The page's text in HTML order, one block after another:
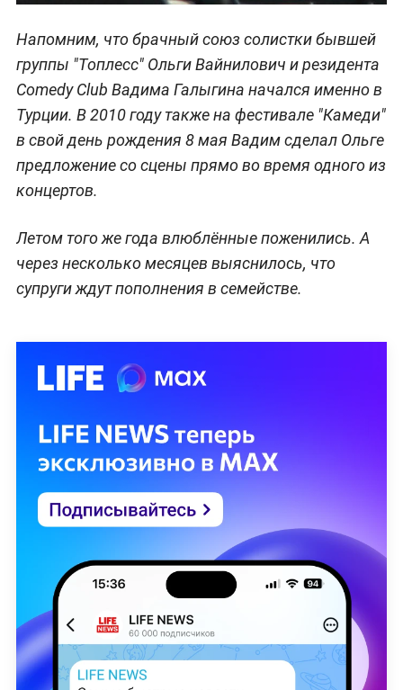
Напомним, что брачный союз солистки бывшей
группы "Топлесс" Ольги Вайнилович и резидента
Comedy Club Вадима Галыгина начался именно в
Турции. В 2010 году также на фестивале "Камеди"
в свой день рождения 8 мая Вадим сделал Ольге
предложение со сцены прямо во время одного из
концертов.
Летом того же года влюблённые поженились. А
через несколько месяцев выяснилось, что
супруги ждут пополнения в семействе.